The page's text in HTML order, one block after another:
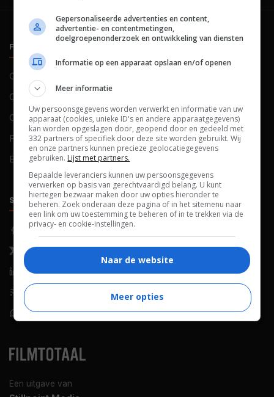
Een uitgave van
FILMTOTAAL
Contact
Over ons
Colofon
FAQ
Blog
Cookies
Cookievoorkeuren
SOCIALS
Facebook
X (Twitter)
LinkedIn
RSS-feed
WhatsApp
ONTDEKKEN
Nieuws
Netflix
Films op tv
Bioscoop
Gepersonaliseerde advertenties en content,
advertentie- en contentmetingen,
doelgroepenonderzoek en ontwikkeling van diensten
Informatie op een apparaat opslaan en/of openen
Meer informatie
Uw persoonsgegevens worden verwerkt en informatie van uw
apparaat (cookies, unieke ID's en andere apparaatgegevens)
kan worden opgeslagen door, geopend door en gedeeld met
332 partners of specifiek door deze site worden gebruikt. Wij
en onze partners kunnen precieze geolocatiegegevens
gebruiken. Lijst met partners.
Bepaalde leveranciers kunnen uw persoonsgegevens
verwerken op basis van gerechtvaardigd belang. U kunt
hiertegen bezwaar maken door uw opties hieronder te
beheren. Zoek onderaan deze pagina of in het sitemenu naar
een link om uw toestemming te beheren of in te trekken via de
privacy- en cookie-instellingen.
Naar de website
Meer opties